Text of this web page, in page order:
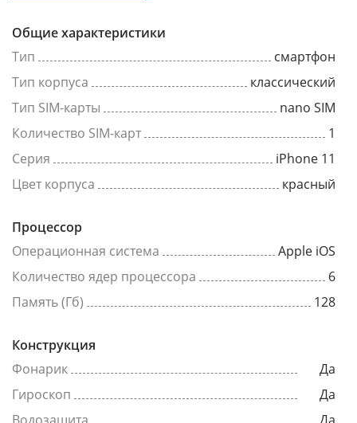
Общие характеристики
Тип
смартфон
Тип корпуса
классический
Тип SIM-карты
nano SIM
Количество SIM-карт
1
Серия
iPhone 11
Цвет корпуса
красный
Процессор
Операционная система
Apple iOS
Количество ядер процессора
6
Память (Гб)
128
Конструкция
Фонарик
Да
Гироскоп
Да